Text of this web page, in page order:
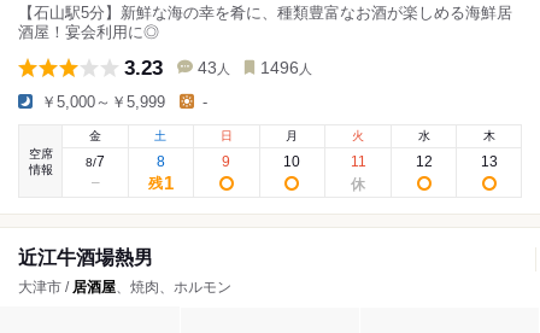
【石山駅5分】新鮮な海の幸を肴に、種類豊富なお酒が楽しめる海鮮居
酒屋！宴会利用に◎
3.23 43 人 1496 人
￥5,000～￥5,999 -
空席
情報
金
8/7
土
8
残1
日
9
月
10
火
11
水
12
木
13
近江牛酒場熱男
大津市 / 居酒屋、焼肉、ホルモン